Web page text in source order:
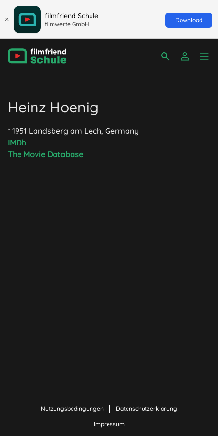
filmfriend Schule
filmwerte GmbH
Download
Heinz Hoenig
* 1951 Landsberg am Lech, Germany
IMDb
The Movie Database
Nutzungsbedingungen Datenschutzerklärung
Impressum